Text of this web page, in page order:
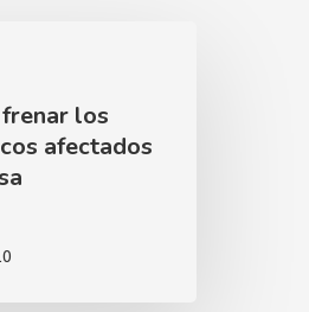
los
afectados